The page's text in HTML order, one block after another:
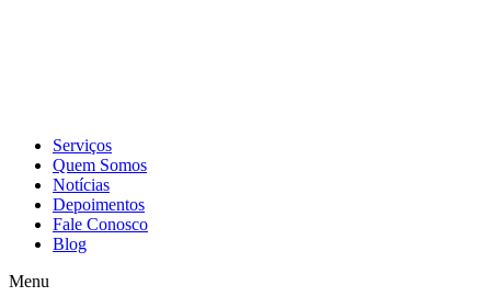
Serviços
Quem Somos
Notícias
Depoimentos
Fale Conosco
Blog
Menu